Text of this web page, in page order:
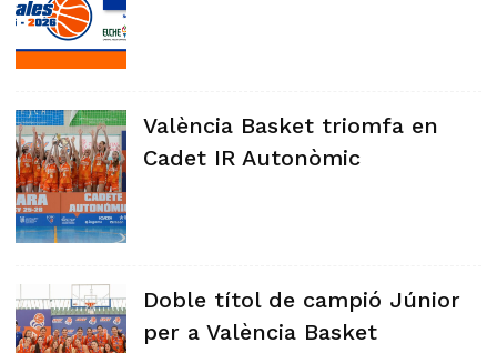
València Basket triomfa en
Cadet IR Autonòmic
Doble títol de campió Júnior
per a València Basket